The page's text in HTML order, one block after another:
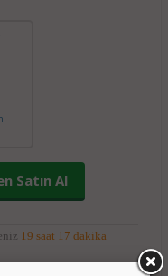
Satın Al
19 saat 17 dakika